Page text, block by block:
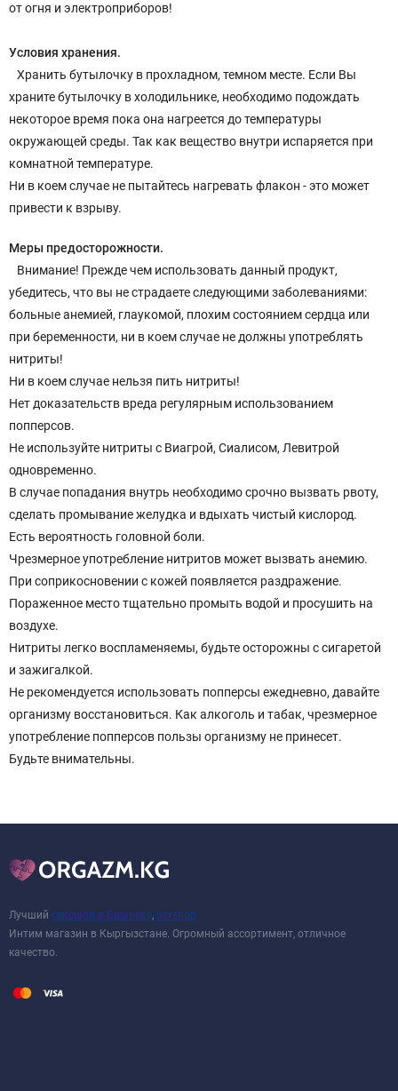
от огня и электроприборов!
Условия хранения.
Хранить бутылочку в прохладном, темном месте. Если Вы
храните бутылочку в холодильнике, необходимо подождать
некоторое время пока она нагреется до температуры
окружающей среды. Так как вещество внутри испаряется при
комнатной температуре.
Ни в коем случае не пытайтесь нагревать флакон - это может
привести к взрыву.
Меры предосторожности.
Внимание! Прежде чем использовать данный продукт,
убедитесь, что вы не страдаете следующими заболеваниями:
больные анемией, глаукомой, плохим состоянием сердца или
при беременности, ни в коем случае не должны употреблять
нитриты!
Ни в коем случае нельзя пить нитриты!
Нет доказательств вреда регулярным использованием
попперсов.
Не используйте нитриты с Виагрой, Сиалисом, Левитрой
одновременно.
В случае попадания внутрь необходимо срочно вызвать рвоту,
сделать промывание желудка и вдыхать чистый кислород.
Есть вероятность головной боли.
Чрезмерное употребление нитритов может вызвать анемию.
При соприкосновении с кожей появляется раздражение.
Пораженное место тщательно промыть водой и просушить на
воздухе.
Нитриты легко воспламеняемы, будьте осторожны с сигаретой
и зажигалкой.
Не рекомендуется использовать попперсы ежедневно, давайте
организму восстановиться. Как алкоголь и табак, чрезмерное
употребление попперсов пользы организму не принесет.
Будьте внимательны.
Лучший сексшоп в Бишкеке, sexshop
Интим магазин в Кыргызстане. Огромный ассортимент, отличное
качество.